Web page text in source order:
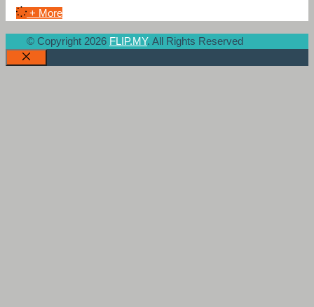
+ More
© Copyright 2026 FLIP.MY. All Rights Reserved
Close